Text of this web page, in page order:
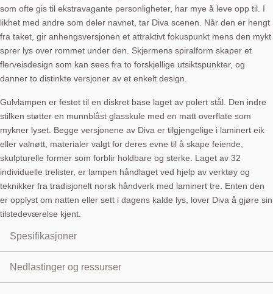
som ofte gis til ekstravagante personligheter, har mye å leve opp til. I
likhet med andre som deler navnet, tar Diva scenen. Når den er hengt
fra taket, gir anhengsversjonen et attraktivt fokuspunkt mens den mykt
sprer lys over rommet under den. Skjermens spiralform skaper et
flerveisdesign som kan sees fra to forskjellige utsiktspunkter, og
danner to distinkte versjoner av et enkelt design.
Gulvlampen er festet til en diskret base laget av polert stål. Den indre
stilken støtter en munnblåst glasskule med en matt overflate som
mykner lyset. Begge versjonene av Diva er tilgjengelige i laminert eik
eller valnøtt, materialer valgt for deres evne til å skape feiende,
skulpturelle former som forblir holdbare og sterke. Laget av 32
individuelle trelister, er lampen håndlaget ved hjelp av verktøy og
teknikker fra tradisjonelt norsk håndverk med laminert tre. Enten den
er opplyst om natten eller sett i dagens kalde lys, lover Diva å gjøre sin
tilstedeværelse kjent.
Spesifikasjoner
Shade material: Oak veneer, laminated plywood
Nedlastinger og ressurser